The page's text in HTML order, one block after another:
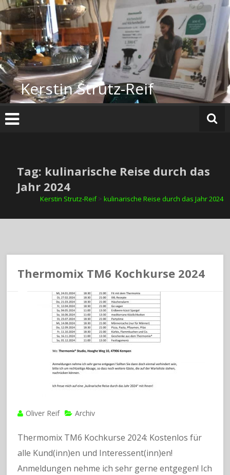
Zum
Inhalt
springen
Kerstin Strutz-Reif
Tag: kulinarische Reise durch das
Jahr 2024
Kerstin Strutz-Reif> kulinarische Reise durch das Jahr 2024
Thermomix TM6 Kochkurse 2024
Oliver Reif Archiv
Thermomix TM6 Kochkurse 2024: Kostenlos für
alle Kund(inn)en und Interessent(inn)en!
Anmeldungen nehme ich sehr gerne entgegen! Ich